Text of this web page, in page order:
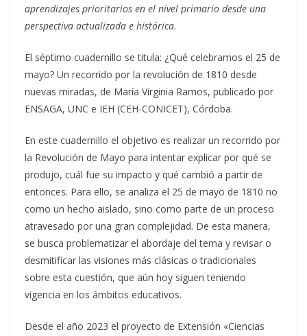
aprendizajes prioritarios en el nivel primario desde una
perspectiva actualizada e histórica.
El séptimo cuadernillo se titula: ¿Qué celebramos el 25 de
mayo? Un recorrido por la revolución de 1810 desde
nuevas miradas, de María Virginia Ramos, publicado por
ENSAGA, UNC e IEH (CEH-CONICET), Córdoba.
En este cuadernillo el objetivo es realizar un recorrido por
la Revolución de Mayo para intentar explicar por qué se
produjo, cuál fue su impacto y qué cambió a partir de
entonces. Para ello, se analiza el 25 de mayo de 1810 no
como un hecho aislado, sino como parte de un proceso
atravesado por una gran complejidad. De esta manera,
se busca problematizar el abordaje del tema y revisar o
desmitificar las visiones más clásicas o tradicionales
sobre esta cuestión, que aún hoy siguen teniendo
vigencia en los ámbitos educativos.
Desde el año 2023 el proyecto de Extensión «Ciencias